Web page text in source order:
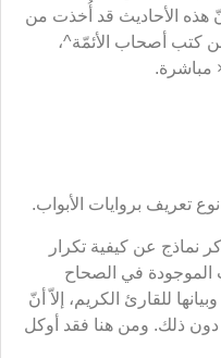
هذه الأحاديث قد أُخذت من
من كتب أصحاب الأئمّة^،
مباشرة.
نماذج عن كيفية تكرار
الموجودة في الصحاح
للقارئ الكريم، إلاّ أنّ
ذلك. ومن هنا فقد أوكل